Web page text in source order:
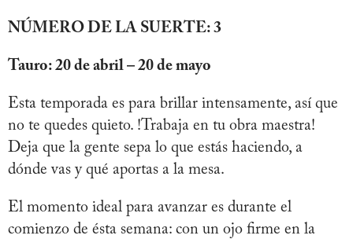
NÚMERO DE LA SUERTE: 3
Tauro: 20 de abril – 20 de mayo
Esta temporada es para brillar intensamente, así que
no te quedes quieto. !Trabaja en tu obra maestra!
Deja que la gente sepa lo que estás haciendo, a
dónde vas y qué aportas a la mesa.
El momento ideal para avanzar es durante el
comienzo de ésta semana: con un ojo firme en la